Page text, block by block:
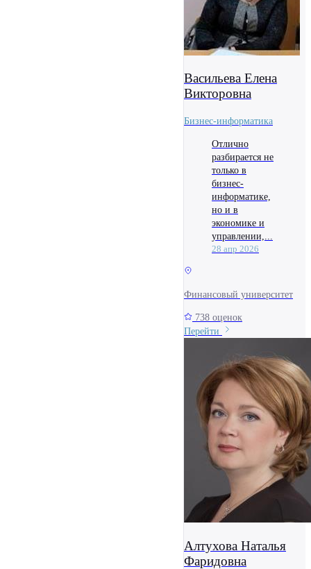
Васильева Елена
Викторовна
Бизнес-информатика
Отлично
разбирается не
только в
бизнес-
информатике,
но и в
экономике и
управлении,...
28 апр 2026
Финансовый университет
738 оценок
Перейти
Алтухова Наталья
Фаридовна